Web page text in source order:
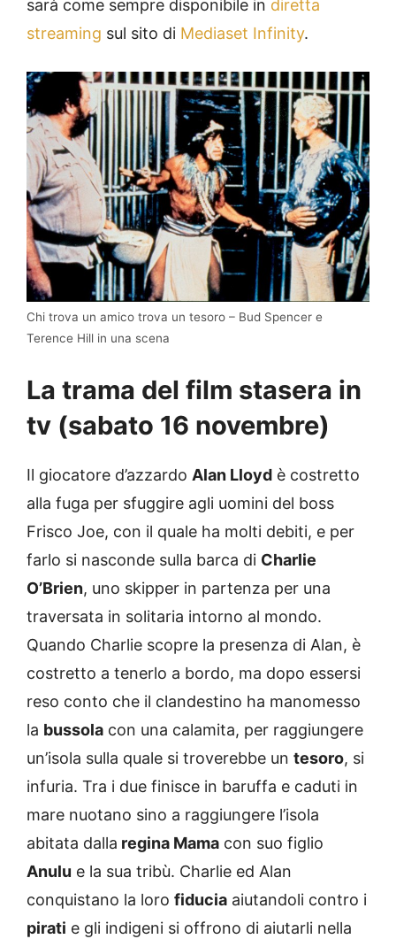
sarà come sempre disponibile in diretta
streaming sul sito di Mediaset Infinity.
Chi trova un amico trova un tesoro – Bud Spencer e
Terence Hill in una scena
La trama del film stasera in
tv (sabato 16 novembre)
Il giocatore d’azzardo Alan Lloyd è costretto
alla fuga per sfuggire agli uomini del boss
Frisco Joe, con il quale ha molti debiti, e per
farlo si nasconde sulla barca di Charlie
O’Brien, uno skipper in partenza per una
traversata in solitaria intorno al mondo.
Quando Charlie scopre la presenza di Alan, è
costretto a tenerlo a bordo, ma dopo essersi
reso conto che il clandestino ha manomesso
la bussola con una calamita, per raggiungere
un’isola sulla quale si troverebbe un tesoro, si
infuria. Tra i due finisce in baruffa e caduti in
mare nuotano sino a raggiungere l’isola
abitata dalla regina Mama con suo figlio
Anulu e la sua tribù. Charlie ed Alan
conquistano la loro fiducia aiutandoli contro i
pirati e gli indigeni si offrono di aiutarli nella